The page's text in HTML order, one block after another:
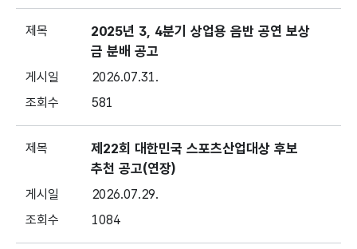
2025년 3, 4분기 상업용 음반 공연 보상
금 분배 공고
2026.07.31.
581
제22회 대한민국 스포츠산업대상 후보
추천 공고(연장)
2026.07.29.
1084